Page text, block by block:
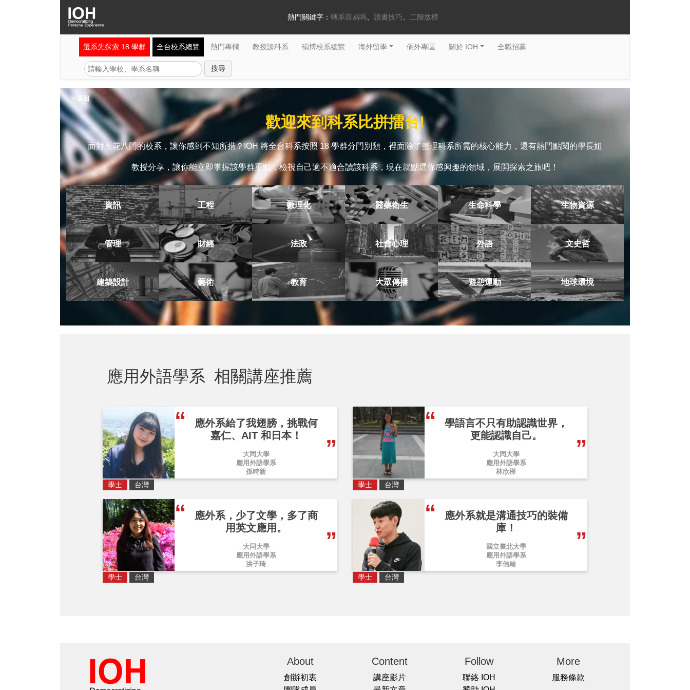
熱門關鍵字： 轉系容易嗎 讀書技巧 二階放榜
選系先探索 18 學群 全台校系總覽 熱門專欄 教授談科系 碩博校系總覽 海外留學 僑外專區 關於 IOH 全職招募
< 返回
歡迎來到科系比拼擂台!
面對五花八門的校系，讓你感到不知所措？IOH 將全台科系按照 18 學群分門別類，裡面除了整理科系所需的核心能力，還有熱門點閱的學長姐
教授分享，讓你能立即掌握該學群重點，檢視自己適不適合讀該科系，現在就點選你感興趣的領域，展開探索之旅吧！
資訊 工程 數理化 醫藥衛生 生命科學 生物資源
管理 財經 法政 社會心理 外語 文史哲
建築設計 藝術 教育 大眾傳播 遊憩運動 地球環境
應用外語學系 相關講座推薦
應外系給了我翅膀，挑戰何
嘉仁、AIT 和日本！
大同大學
應用外語學系
孫時新
學士 台灣
學語言不只有助認識世界，
更能認識自己。
大同大學
應用外語學系
林欣樺
學士 台灣
應外系，少了文學，多了商
用英文應用。
大同大學
應用外語學系
洪子琦
學士 台灣
應外系就是溝通技巧的裝備
庫！
國立臺北大學
應用外語學系
李佶翰
學士 台灣
About
創辦初衷
Content
講座影片
Follow
聯絡 IOH
More
服務條款